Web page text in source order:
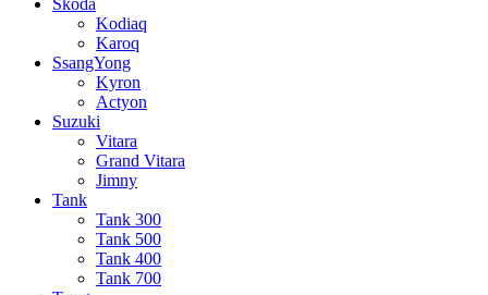
Kodiaq
Karoq
SsangYong
Kyron
Actyon
Suzuki
Vitara
Grand Vitara
Jimny
Tank
Tank 300
Tank 500
Tank 400
Tank 700